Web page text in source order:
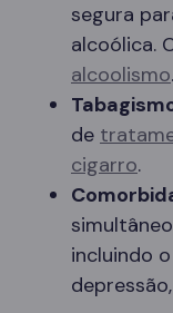
segura
alcoólica.
alcoolismo.
de
cigarro.
incluindo o